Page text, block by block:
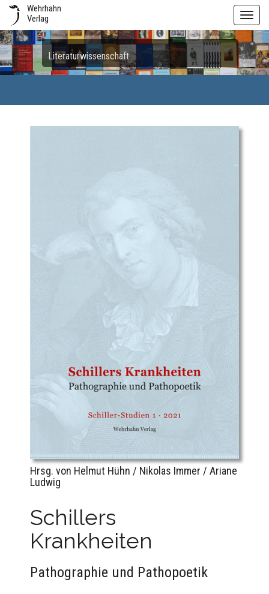
Wehrhahn
Verlag
Literaturwissenschaft
Hrsg. von Helmut Hühn / Nikolas Immer / Ariane
Ludwig
Schillers
Krankheiten
Pathographie und Pathopoetik